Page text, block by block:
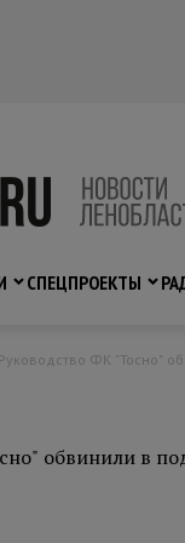
СПЕЦПРОЕКТЫ
обвинили в